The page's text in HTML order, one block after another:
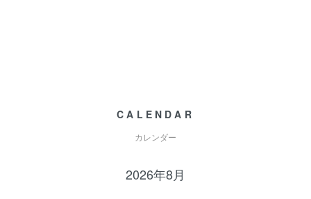
CALENDAR
カレンダー
2026年8月